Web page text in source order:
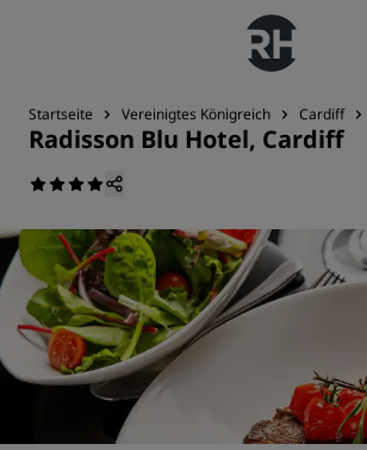
Startseite Vereinigtes Königreich Cardiff
Radisson Blu Hotel, Cardiff